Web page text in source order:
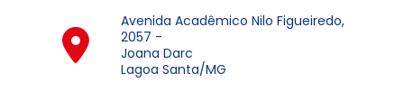
Avenida Acadêmico Nilo Figueiredo,
2057 -
Joana Darc
Lagoa Santa/MG